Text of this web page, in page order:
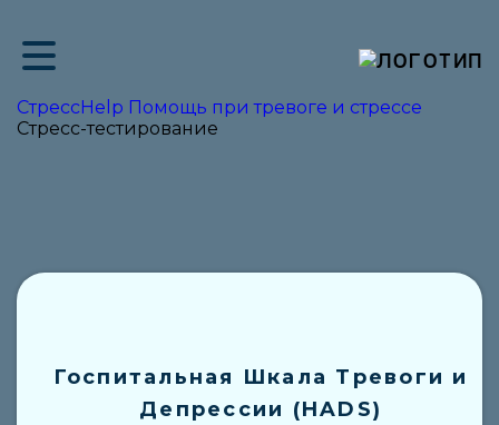
СтрессHelp Помощь при тревоге и стрессе
Стресс-тестирование
Госпитальная Шкала Тревоги и
Депрессии (HADS)